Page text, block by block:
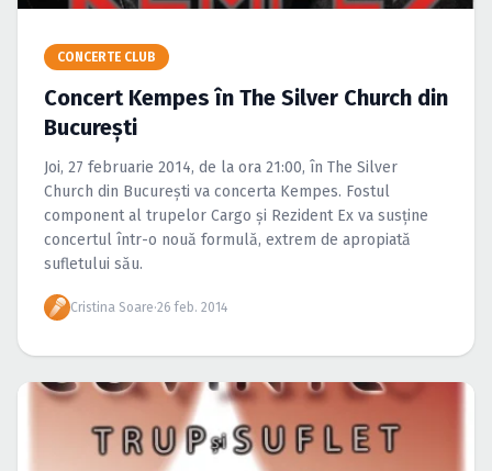
Caută în site...
CONCERTE CLUB
Concert Kempes în The Silver Church din
Bucureşti
Joi, 27 februarie 2014, de la ora 21:00, în The Silver
Church din Bucureşti va concerta Kempes. Fostul
component al trupelor Cargo şi Rezident Ex va susţine
concertul într-o nouă formulă, extrem de apropiată
sufletului său.
Cristina Soare·26 feb. 2014